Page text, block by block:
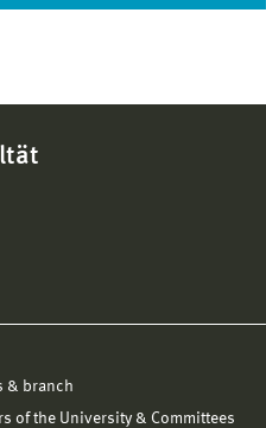
& branch
of the University & Committees